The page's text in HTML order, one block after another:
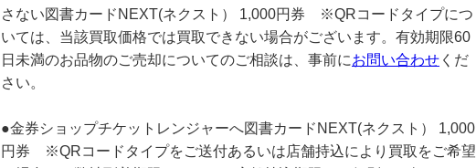
さない図書カードNEXT(ネクスト） 1,000円券 ※QRコードタイプにつ
いては、当該買取価格では買取できない場合がございます。有効期限60
日未満のお品物のご売却についてのご相談は、事前にお問い合わせ くだ
さい。
●金券ショップチケットレンジャーへ図書カードNEXT(ネクスト） 1,000
円券 ※QRコードタイプをご送付あるいは店舗持込により買取をご希望